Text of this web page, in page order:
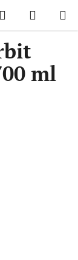
Suchen
Orbit Whisky-
ml